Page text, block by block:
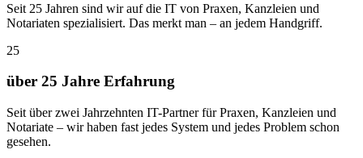
Seit 25 Jahren sind wir auf die IT von Praxen, Kanzleien und
Notariaten spezialisiert. Das merkt man – an jedem Handgriff.
25
über 25 Jahre Erfahrung
Seit über zwei Jahrzehnten IT-Partner für Praxen, Kanzleien und
Notariate – wir haben fast jedes System und jedes Problem schon
gesehen.